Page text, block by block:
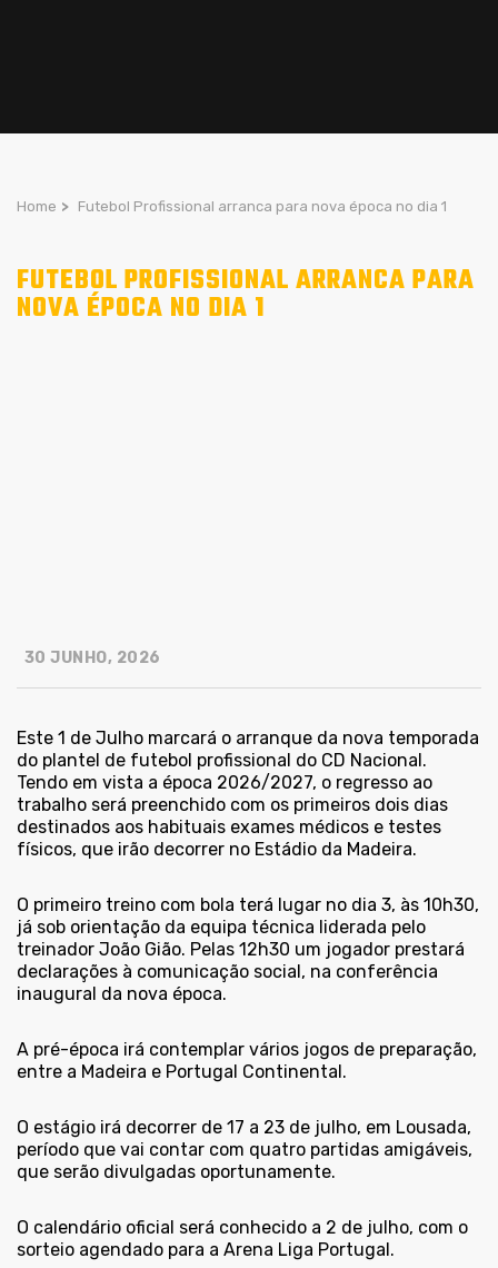
Home > Futebol Profissional arranca para nova época no dia 1
FUTEBOL PROFISSIONAL ARRANCA PARA
NOVA ÉPOCA NO DIA 1
30 JUNHO, 2026
Este 1 de Julho marcará o arranque da nova temporada
do plantel de futebol profissional do CD Nacional.
Tendo em vista a época 2026/2027, o regresso ao
trabalho será preenchido com os primeiros dois dias
destinados aos habituais exames médicos e testes
físicos, que irão decorrer no Estádio da Madeira.
O primeiro treino com bola terá lugar no dia 3, às 10h30,
já sob orientação da equipa técnica liderada pelo
treinador João Gião. Pelas 12h30 um jogador prestará
declarações à comunicação social, na conferência
inaugural da nova época.
A pré-época irá contemplar vários jogos de preparação,
entre a Madeira e Portugal Continental.
O estágio irá decorrer de 17 a 23 de julho, em Lousada,
período que vai contar com quatro partidas amigáveis,
que serão divulgadas oportunamente.
O calendário oficial será conhecido a 2 de julho, com o
sorteio agendado para a Arena Liga Portugal.